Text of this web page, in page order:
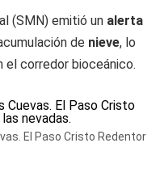
(SMN) emitió un alerta
de nieve, lo
el corredor bioceánico.
El Paso Cristo Redentor